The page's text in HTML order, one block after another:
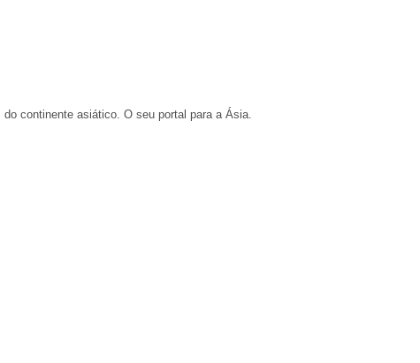
continente asiático. O seu portal para a Ásia.